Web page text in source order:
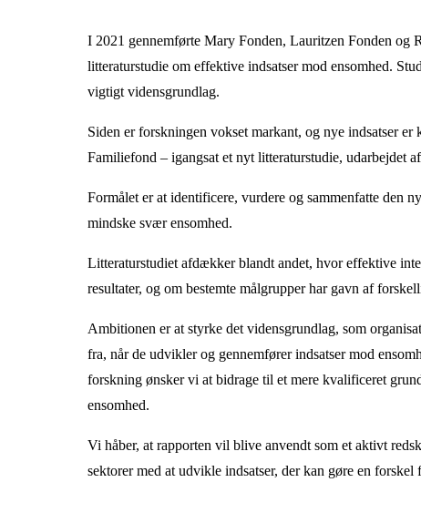
I 2021 gennemførte Mary Fonden, Lauritzen Fonden og
litteraturstudie om effektive indsatser mod ensomhed.
vigtigt vidensgrundlag.
Siden er forskningen vokset markant, og nye indsatser
Familiefond – igangsat et nyt litteraturstudie, udarbejdet
Formålet er at identificere, vurdere og sammenfatte den
mindske svær ensomhed.
Litteraturstudiet afdækker blandt andet, hvor effektive
resultater, og om bestemte målgrupper har gavn af
Ambitionen er at styrke det vidensgrundlag, som
fra, når de udvikler og gennemfører indsatser mod
forskning ønsker vi at bidrage til et mere kvalificeret
ensomhed.
Vi håber, at rapporten vil blive anvendt som et aktivt
sektorer med at udvikle indsatser, der kan gøre en forskel